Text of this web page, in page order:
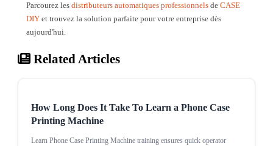
Parcourez les distributeurs automatiques professionnels de CASE
DIY et trouvez la solution parfaite pour votre entreprise dès
aujourd'hui.
Related Articles
How Long Does It Take To Learn a Phone Case
Printing Machine
Learn Phone Case Printing Machine training ensures quick operator